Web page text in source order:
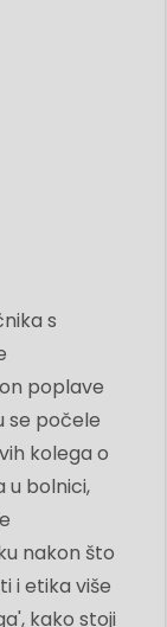
s
poplave
se počele
kolega o
u bolnici,
nakon što
i etika više
kako stoji